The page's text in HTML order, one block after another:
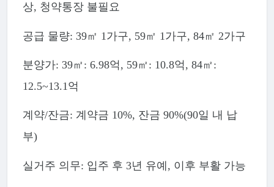
상, 청약통장 불필요
공급 물량: 39㎡ 1가구, 59㎡ 1가구, 84㎡ 2가구
분양가: 39㎡: 6.98억, 59㎡: 10.8억, 84㎡:
12.5~13.1억
계약/잔금: 계약금 10%, 잔금 90%(90일 내 납
부)
실거주 의무: 입주 후 3년 유예, 이후 부활 가능